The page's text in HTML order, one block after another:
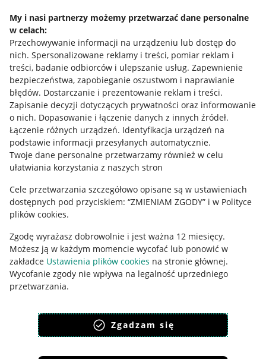
My i nasi partnerzy możemy przetwarzać dane personalne
w celach:
Przechowywanie informacji na urządzeniu lub dostęp do
nich. Spersonalizowane reklamy i treści, pomiar reklam i
treści, badanie odbiorców i ulepszanie usług. Zapewnienie
bezpieczeństwa, zapobieganie oszustwom i naprawianie
błędów. Dostarczanie i prezentowanie reklam i treści.
Zapisanie decyzji dotyczących prywatności oraz informowanie
o nich. Dopasowanie i łączenie danych z innych źródeł.
Łączenie różnych urządzeń. Identyfikacja urządzeń na
podstawie informacji przesyłanych automatycznie.
Twoje dane personalne przetwarzamy również w celu
ułatwiania korzystania z naszych stron
Cele przetwarzania szczegółowo opisane są w ustawieniach
dostępnych pod przyciskiem: “ZMIENIAM ZGODY” i w Polityce
plików cookies.
Zgodę wyrażasz dobrowolnie i jest ważna 12 miesięcy.
Możesz ją w każdym momencie wycofać lub ponowić w
zakładce Ustawienia plików cookies na stronie głównej.
Wycofanie zgody nie wpływa na legalność uprzedniego
przetwarzania.
Zgadzam się
Allegro Gadane dla sprzedających
Allegro Gadane dla kupujących
Mapa miejscowości
Informacje prawne
Regulamin
Polityka plików "cookies"
Ustawienia plików "cookies"
Udostępnianie lokalizacji
Informacje dla Aktu o Usługach Cyfrowych
Pobierz aplikację